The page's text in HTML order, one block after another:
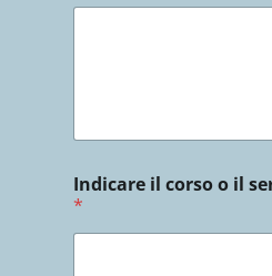
Indicare il corso o il
*